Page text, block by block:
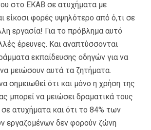
στο ΕΚΑΒ σε ατυχήματα με
είκοσι φορές υψηλότερο από ό,τι σε
εργασία! Για το πρόβλημα αυτό
έρευνες. Και αναπτύσσονται
εκπαίδευσης οδηγών για να
μειώσουν αυτά τα ζητήματα.
σημειωθεί ότι και μόνο η χρήση της
μπορεί να μειώσει δραματικά τους
ατυχήματα και ότι το 84% των
εργαζομένων δεν φορούν ζώνη